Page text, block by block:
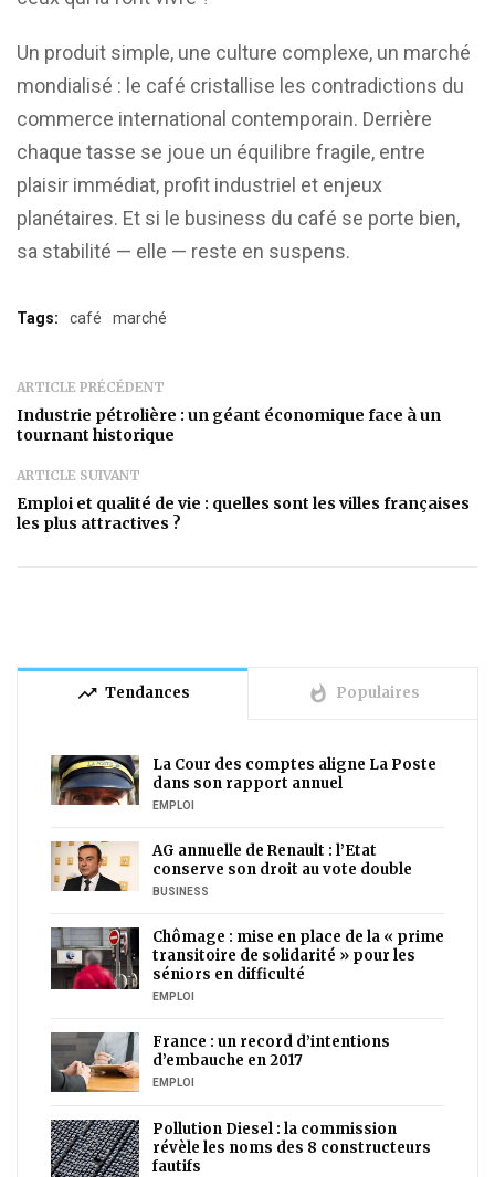
Un produit simple, une culture complexe, un marché
mondialisé : le café cristallise les contradictions du
commerce international contemporain. Derrière
chaque tasse se joue un équilibre fragile, entre
plaisir immédiat, profit industriel et enjeux
planétaires. Et si le business du café se porte bien,
sa stabilité — elle — reste en suspens.
Tags: café marché
ARTICLE PRÉCÉDENT
Industrie pétrolière : un géant économique face à un
tournant historique
ARTICLE SUIVANT
Emploi et qualité de vie : quelles sont les villes françaises
les plus attractives ?
trending_up Tendances whatshot Populaires
La Cour des comptes aligne La Poste
dans son rapport annuel
EMPLOI
AG annuelle de Renault : l’Etat
conserve son droit au vote double
BUSINESS
Chômage : mise en place de la « prime
transitoire de solidarité » pour les
séniors en difficulté
EMPLOI
France : un record d’intentions
d’embauche en 2017
EMPLOI
Pollution Diesel : la commission
révèle les noms des 8 constructeurs
fautifs